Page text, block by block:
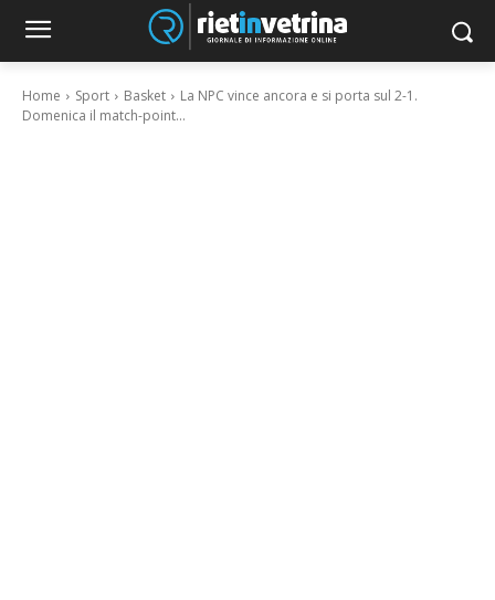
Home Sport Basket
La NPC vince ancora e si porta sul 2-1.
Domenica il match-point...